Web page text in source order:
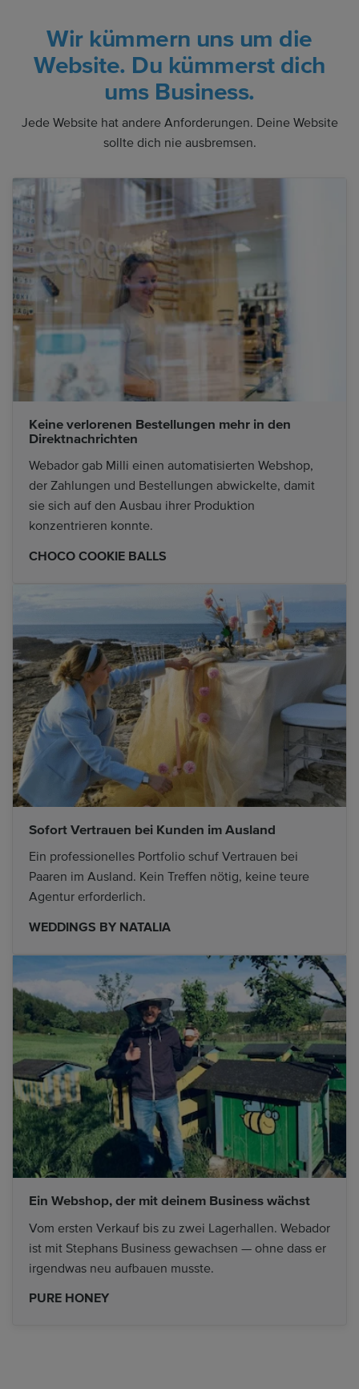
Wir kümmern uns um die
Website. Du kümmerst dich
ums Business.
Jede Website hat andere Anforderungen. Deine Website
sollte dich nie ausbremsen.
Keine verlorenen Bestellungen mehr in den
Direktnachrichten
Webador gab Milli einen automatisierten Webshop,
der Zahlungen und Bestellungen abwickelte, damit
sie sich auf den Ausbau ihrer Produktion
konzentrieren konnte.
CHOCO COOKIE BALLS
Sofort Vertrauen bei Kunden im Ausland
Ein professionelles Portfolio schuf Vertrauen bei
Paaren im Ausland. Kein Treffen nötig, keine teure
Agentur erforderlich.
WEDDINGS BY NATALIA
Ein Webshop, der mit deinem Business wächst
Vom ersten Verkauf bis zu zwei Lagerhallen. Webador
ist mit Stephans Business gewachsen — ohne dass er
irgendwas neu aufbauen musste.
PURE HONEY